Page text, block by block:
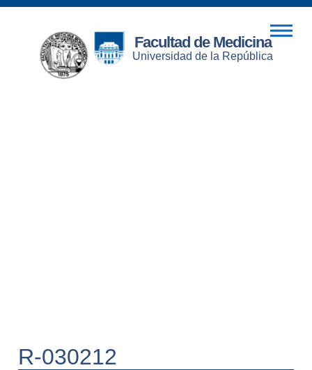
Facultad de Medicina
Universidad de la República
R-030212